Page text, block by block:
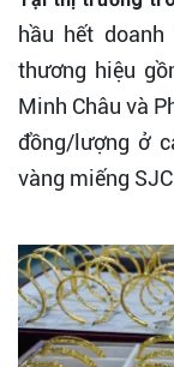
hầu hết
thương hiệu
Minh Châu và
đồng/lượng ở
vàng miếng